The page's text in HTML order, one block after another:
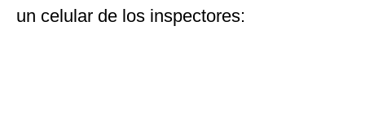
un celular de los inspectores: